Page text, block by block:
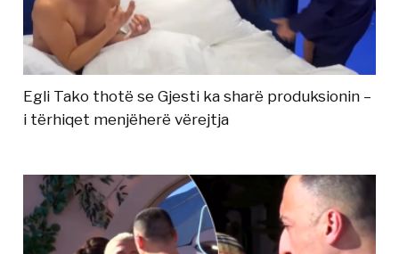
Egli Tako thotë se Gjesti ka sharë produksionin –
i tërhiqet menjëherë vërejtja